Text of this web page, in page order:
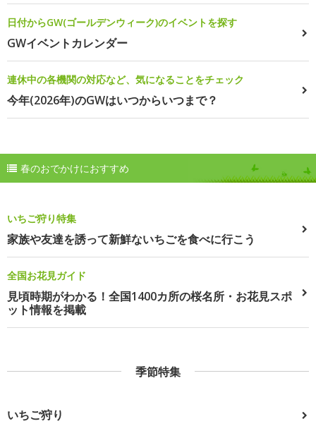
日付からGW(ゴールデンウィーク)のイベントを探す
GWイベントカレンダー
連休中の各機関の対応など、気になることをチェック
今年(2026年)のGWはいつからいつまで？
春のおでかけにおすすめ
いちご狩り特集
家族や友達を誘って新鮮ないちごを食べに行こう
全国お花見ガイド
見頃時期がわかる！全国1400カ所の桜名所・お花見スポ
ット情報を掲載
季節特集
いちご狩り